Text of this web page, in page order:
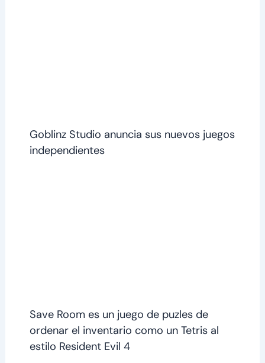
Goblinz Studio anuncia sus nuevos juegos
independientes
Save Room es un juego de puzles de
ordenar el inventario como un Tetris al
estilo Resident Evil 4